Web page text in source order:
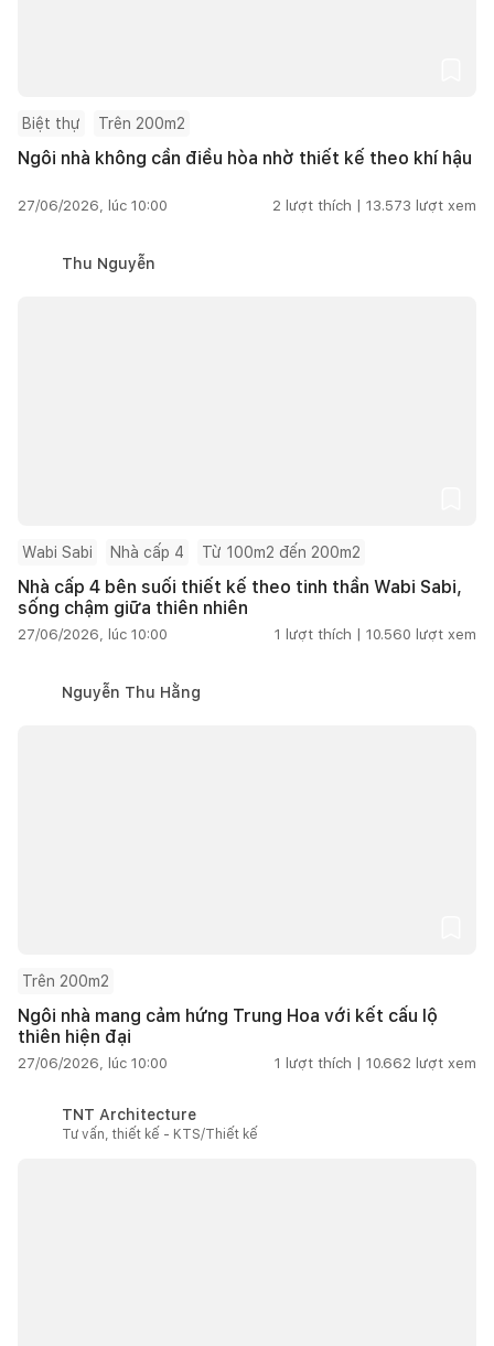
Biệt thự Trên 200m2
Ngôi nhà không cần điều hòa nhờ thiết kế theo khí hậu
27/06/2026, lúc 10:00 2 lượt thích | 13.573 lượt xem
Thu Nguyễn
Wabi Sabi Nhà cấp 4 Từ 100m2 đến 200m2
Nhà cấp 4 bên suối thiết kế theo tinh thần Wabi Sabi,
sống chậm giữa thiên nhiên
27/06/2026, lúc 10:00 1 lượt thích | 10.560 lượt xem
Nguyễn Thu Hằng
Trên 200m2
Ngôi nhà mang cảm hứng Trung Hoa với kết cấu lộ
thiên hiện đại
27/06/2026, lúc 10:00 1 lượt thích | 10.662 lượt xem
TNT Architecture
Tư vấn, thiết kế - KTS/Thiết kế